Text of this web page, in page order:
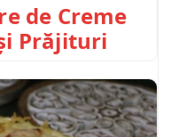
de Creme
Prăjituri